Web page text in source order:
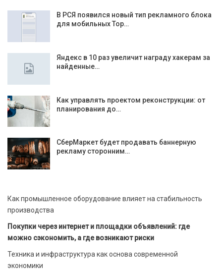
В РСЯ появился новый тип рекламного блока
для мобильных Top…
Яндекс в 10 раз увеличит награду хакерам за
найденные…
Как управлять проектом реконструкции: от
планирования до…
СберМаркет будет продавать баннерную
рекламу сторонним…
Как промышленное оборудование влияет на стабильность
производства
Покупки через интернет и площадки объявлений: где
можно сэкономить, а где возникают риски
Техника и инфраструктура как основа современной
экономики